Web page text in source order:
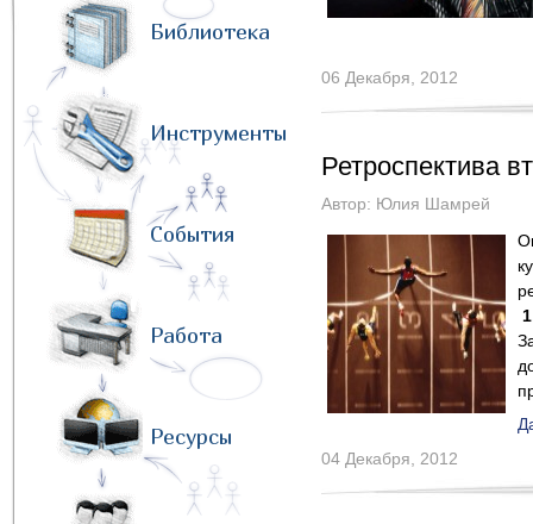
Библиотека
Инструменты
События
Работа
Ресурсы
06 Декабря, 2012
Ретроспектива
Автор: Юлия Шамрей
04 Декабря, 2012